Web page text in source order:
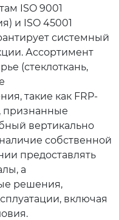
ISO 9001
и ISO 45001
системный
Ассортимент
(стеклоткань,
такие как FRP-
признанные
вертикально
собственной
предоставлять
а
решения,
включая